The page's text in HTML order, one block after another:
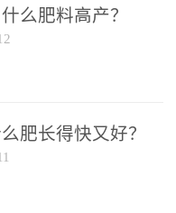
亩/次配合大量元素水
滴灌2.5-5kg/亩/次配
大量元素水溶肥一起使
么肥料高产？
肥长得快又好？